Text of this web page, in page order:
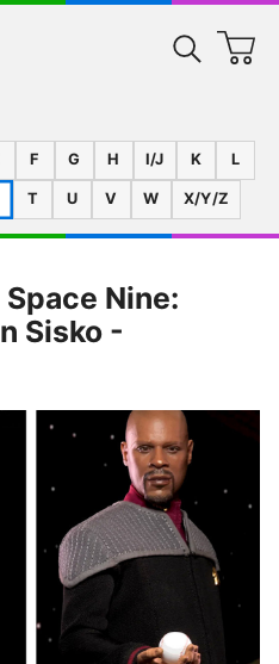
F G H I/J K L
T U V W X/Y/Z
Nine:
Sisko -